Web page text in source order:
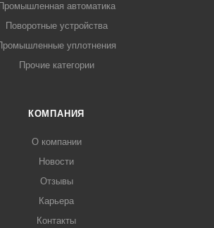
Промышленная автоматика
Поворотные устройства
уплотнения
Прочие категории
КОМПАНИЯ
О компании
Новости
Отзывы
Карьера
Контакты